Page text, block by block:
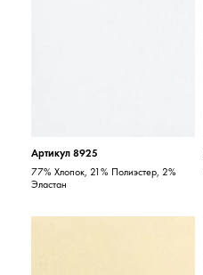
Артикул 8925
77% Хлопок, 21% Полиэстер, 2%
Эластан